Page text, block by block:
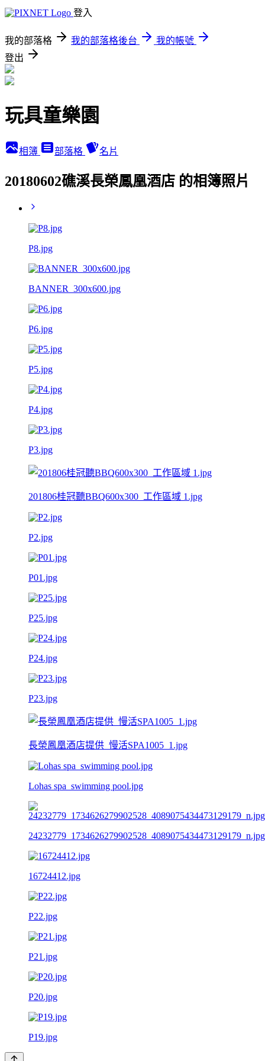
登入
我的部落格 我的部落格後台
我的帳號
登出
玩具童樂園
相簿 部落格 名片
20180602礁溪長榮鳳凰酒店 的相簿照片
P8.jpg
BANNER_300x600.jpg
P6.jpg
P5.jpg
P4.jpg
P3.jpg
201806桂冠聽BBQ600x300_工作區域 1.jpg
P2.jpg
P01.jpg
P25.jpg
P24.jpg
P23.jpg
長榮鳳凰酒店提供_慢活SPA1005_1.jpg
Lohas spa_swimming pool.jpg
24232779_1734626279902528_4089075434473129179_n.jpg
16724412.jpg
P22.jpg
P21.jpg
P20.jpg
P19.jpg